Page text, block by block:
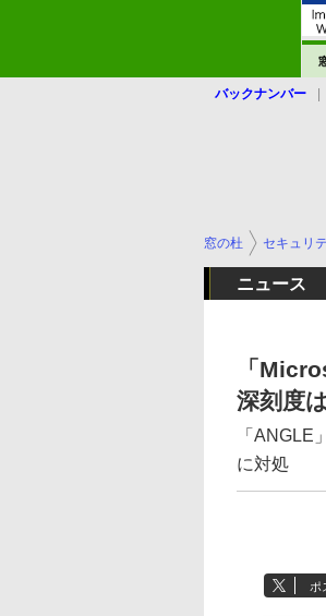
バックナンバー
窓の杜 セキュリ
ニュース
「
深刻度
「ANGLE
に対処
ポ